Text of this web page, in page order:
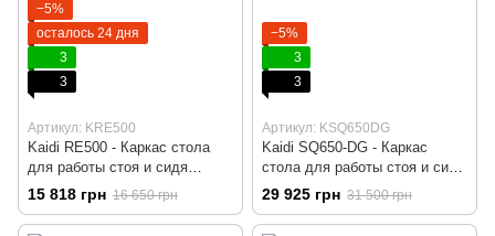
−5%
осталось 24 дня
3
3
Артикул: KRE500
Kaidi RE500 - Каркас стола
для работы стоя и сидя
регулируемый по высоте
электроприводом, Черный,
Компьютерный, Игровой,
15 818 грн 16 650 грн
−5%
3
3
Артикул: KSQ650DG
Kaidi SQ650-DG - Каркас
стола для работы стоя и сидя
регулируемый по высоте
электроприводом, Черный,
Компьютерный, Игровой,
29 925 грн 31 500 грн